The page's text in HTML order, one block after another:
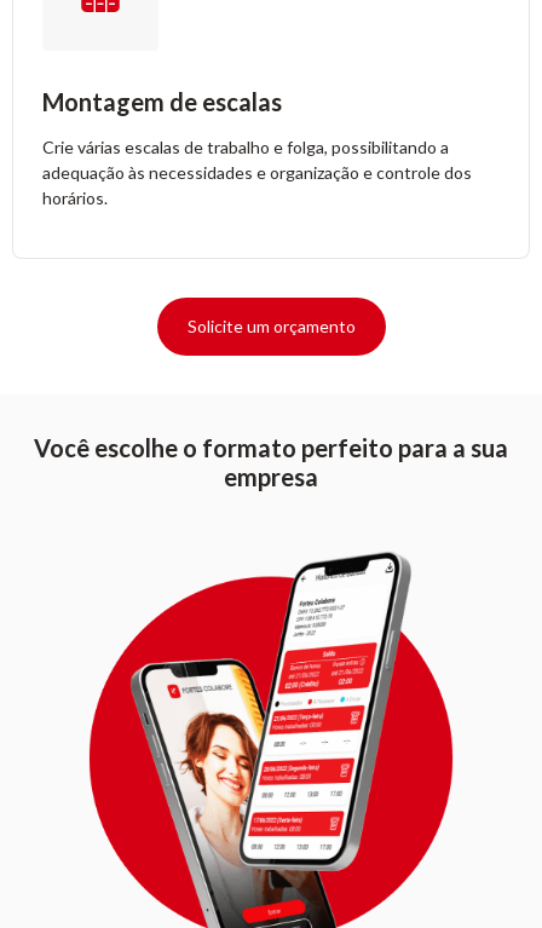
Montagem de escalas
Crie várias escalas de trabalho e folga, possibilitando a
adequação às necessidades e organização e controle dos
horários.
Solicite um orçamento
Você escolhe o formato perfeito para a sua
empresa